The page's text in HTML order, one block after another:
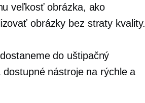
veľkosť obrázka, ako
obrázky bez straty kvality.
do uštipačný
nástroje na rýchle a